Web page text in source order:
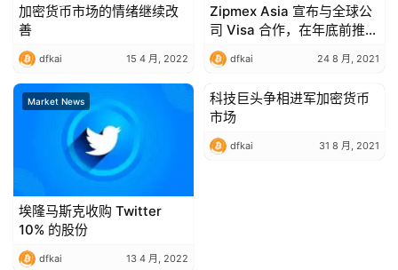
加密货币市场的情绪继续改
善
dfkai 15 4 月, 2022
Zipmex Asia 宣布与全球公
司 Visa 合作，在年底前推出
加密货币借记卡
dfkai 24 8 月, 2021
Market News
埃隆马斯克收购 Twitter
10% 的股份
dfkai 13 4 月, 2022
Market News
科技巨头争相进军加密货币
市场
dfkai 31 8 月, 2021